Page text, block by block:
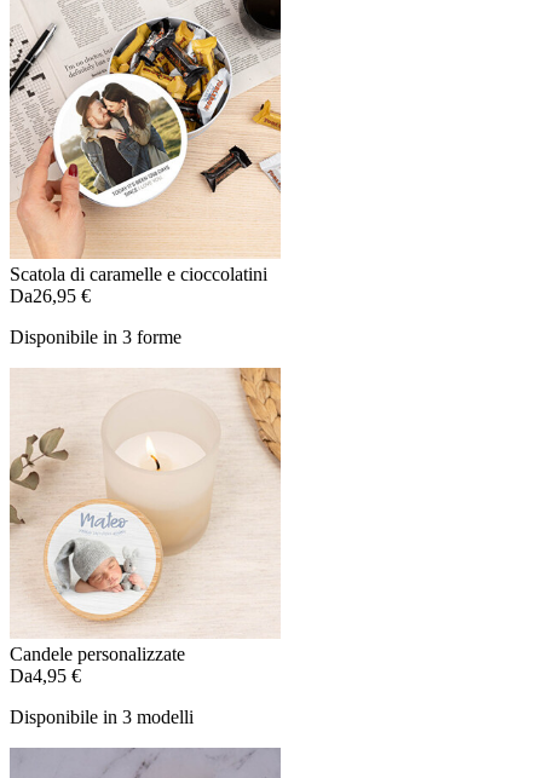
Scatola di caramelle e cioccolatini
Da26,95 €
Disponibile in 3 forme
Candele personalizzate
Da4,95 €
Disponibile in 3 modelli